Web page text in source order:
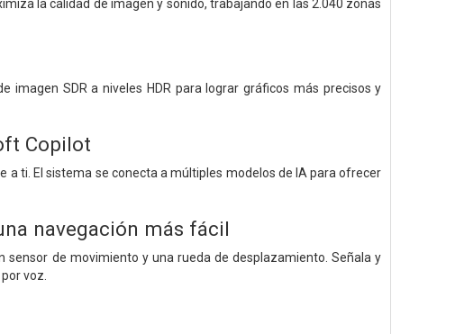
la calidad de imagen y sonido, trabajando en las 2.040 zonas
SDR a niveles HDR para lograr gráficos más precisos y
Copilot
a ti. El sistema se conecta a múltiples modelos de IA para ofrecer
navegación más fácil
de movimiento y una rueda de desplazamiento. Señala y
voz.